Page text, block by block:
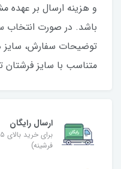
و هزینه ارسال بر
باشد. در صورت انتخاب
توضیحات سفارش، سایز
متناسب با سایز فرشتان
ارسال رایگان
فرشینه)